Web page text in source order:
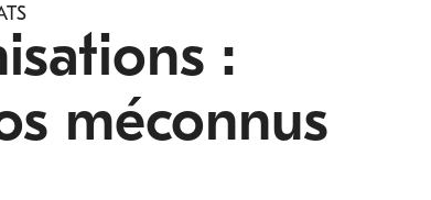
:
méconnus